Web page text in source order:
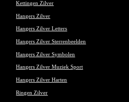
Kettingen Zilver
Hangers Zilver
Hangers Zilver Letters
Hangers Zilver Sterrenbeelden
Hangers Zilver Symbolen
Hangers Zilver Muziek Sport
Hangers Zilver Harten
Ringen Zilver